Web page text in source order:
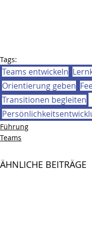
Tags:
Teams entwickeln
Orientierung geben
Transitionen begleiten
Führung
Teams
ÄHNLICHE BEITRÄGE